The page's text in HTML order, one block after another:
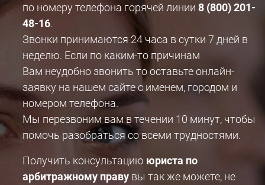
по номеру телефона горячей линии 8 (800) 201-
48-16.
Звонки принимаются 24 часа в сутки 7 дней в
неделю. Если по каким-то причинам
Вам неудобно звонить то оставьте онлайн-
заявку на нашем сайте с именем, городом и
номером телефона.
Мы перезвоним вам в течении 10 минут, чтобы
помочь разобраться со всеми трудностями.
Получить консультацию юриста по
арбитражному праву вы так же можете, не